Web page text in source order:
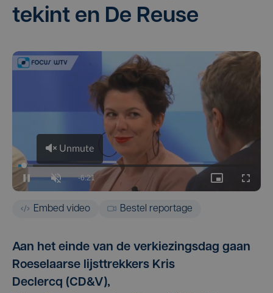
tek­int en De Reuse
Embed video Bestel reportage
Aan het einde van de verkiezingsdag gaan
Roeselaarse lijsttrekkers Kris
Declercq (CD&V),